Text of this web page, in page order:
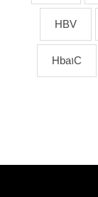
HBV
Hba1C